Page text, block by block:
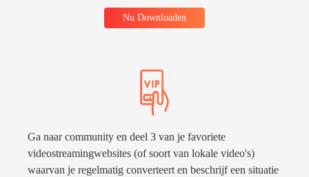
Nu Downloaden
Ga naar community en deel 3 van je favoriete
videostreamingwebsites (of soort van lokale video's)
waarvan je regelmatig converteert en beschrijf een situatie